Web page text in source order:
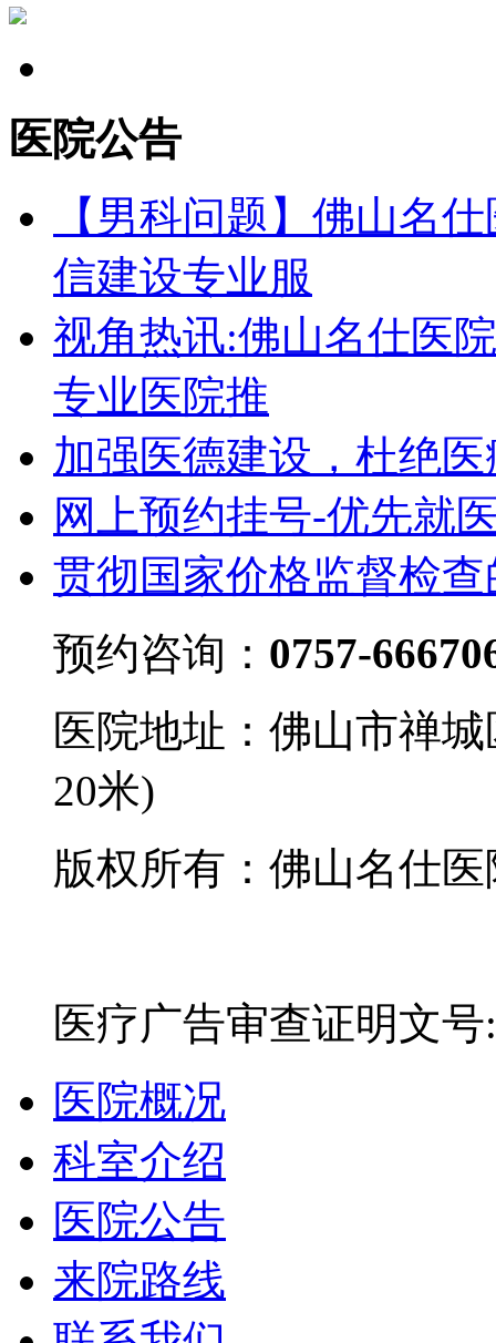
医院公告
【男科问题】佛山名
信建设专业服
视角热讯:佛山名仕医
专业医院推
加强医德建设，杜绝
网上预约挂号-优先就
贯彻国家价格监督检
预约咨询： 0757-
医院地址：佛山市禅
20米)
版权所有：佛山名仕
医疗广告审查证明文
医院概况
科室介绍
医院公告
来院路线